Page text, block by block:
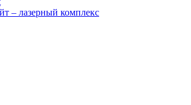
– лазерный комплекс